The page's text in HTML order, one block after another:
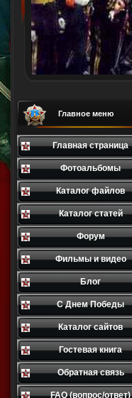
Главное меню
Главная страница
Фотоальбомы
Каталог файлов
Каталог статей
Форум
Фильмы и видео
Блог
С Днем Победы
Каталог сайтов
Гостевая книга
Обратная связь
FAQ (вопрос/ответ)